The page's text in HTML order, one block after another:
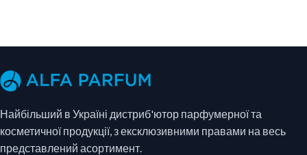
Найбільший в Україні дистриб'ютор парфумерної та
косметичної продукції, з ексклюзивними правами на весь
представлений асортимент.